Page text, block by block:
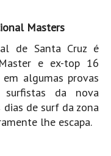
Masters
de Santa Cruz é
e ex-top 16
algumas provas
surfistas da nova
de surf da zona
lhe escapa.